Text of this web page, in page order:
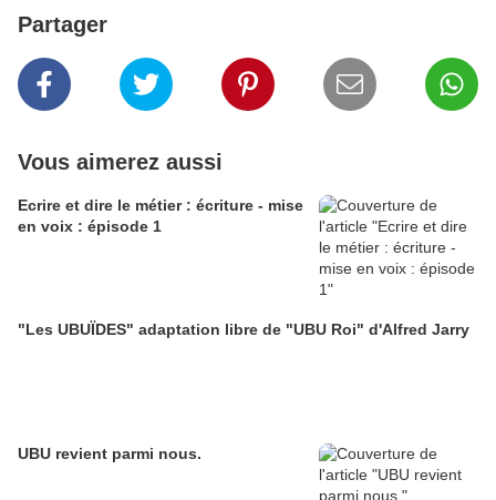
Partager
Vous aimerez aussi
Ecrire et dire le métier : écriture - mise
en voix : épisode 1
"Les UBUÏDES" adaptation libre de "UBU Roi" d'Alfred Jarry
UBU revient parmi nous.